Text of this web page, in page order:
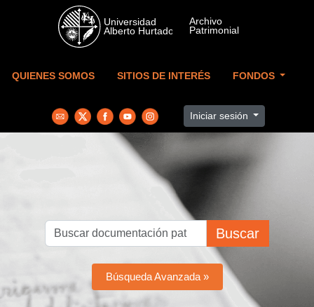
Skip to main content
QUIENES SOMOS SITIOS DE INTERÉS FONDOS
Iniciar sesión
Buscar
Búsqueda Avanzada »